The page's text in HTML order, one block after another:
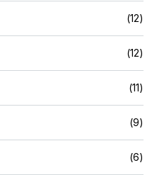
(12)
(12)
(11)
(9)
(6)